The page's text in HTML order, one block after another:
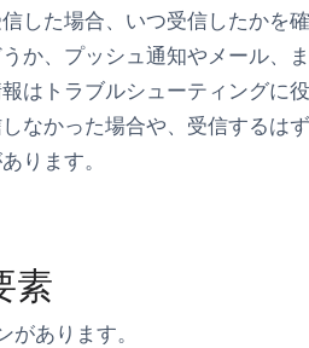
した場合、いつ受信したかを
か、プッシュ通知やメール、
はトラブルシューティングに
なかった場合や、受信するは
ります。
素
あります。